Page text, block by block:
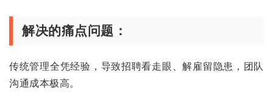
解决的痛点问题：
传统管理全凭经验，导致招聘看走眼、解雇留隐患，团队
沟通成本极高。